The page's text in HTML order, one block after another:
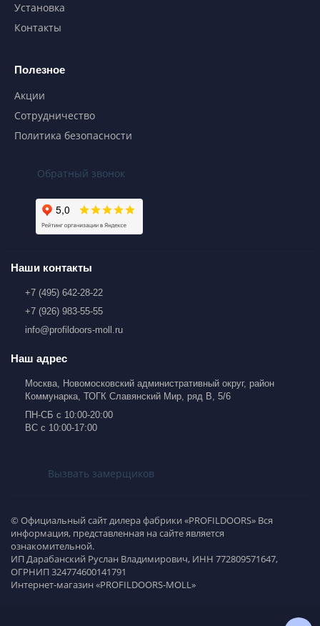
Установка
Контакты
Полезное
Акции
Сотрудничество
Политика безопасности
Обратный звонок
Наши контакты
+7 (495) 642-28-22
+7 (926) 983-55-55
info@profildoors-moll.ru
Наш адрес
Москва, Новомосковский административный округ, район
Коммунарка, ТОГК Славянский Мир, ряд В, 5/6
ПН-СБ с 10:00-20:00
ВС с 10:00-17:00
Вызвать замерщиков
© Официальный сайт дилера фабрики «PROFILDOORS» Вся
информация, представленная на сайте является
ознакомительной.
ИП Дарабанский Руслан Владимирович, ИНН 772809571647,
ОГРНИП 324774600141791
Интернет-магазин «PROFILDOORS-MOLL»